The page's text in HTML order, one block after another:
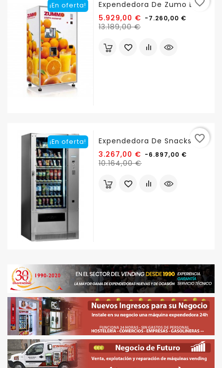
¡En oferta!
Expendedora De Zumo De...
5.929,00 € Precio
-7.260,00 €
13.189,00 €Precio
¡En oferta!
Expendedora De Snacks...
3.267,00 € Precio
-6.897,00 €
10.164,00 €Precio
favorite_border